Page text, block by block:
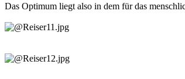
Das Optimum liegt also in dem für das